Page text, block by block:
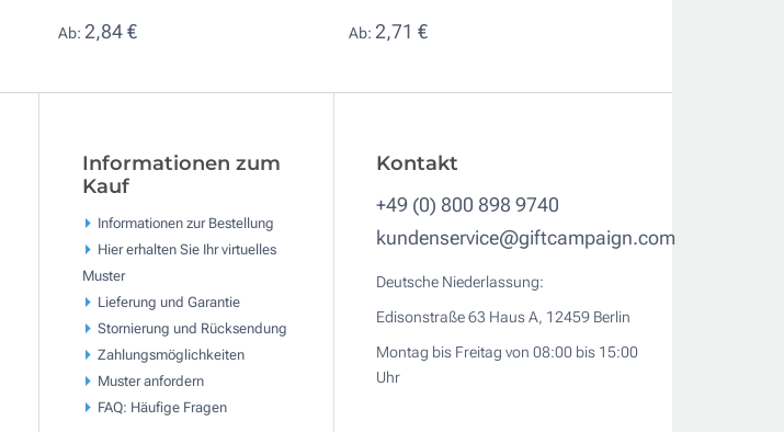
Ab: 2,84 € Ab: 2,71 €
Informationen zum
Kauf
Informationen zur Bestellung
Hier erhalten Sie Ihr virtuelles
Muster
Lieferung und Garantie
Stornierung und Rücksendung
Zahlungsmöglichkeiten
Muster anfordern
FAQ: Häufige Fragen
Kontakt
+49 (0) 800 898 9740
kundenservice@giftcampaign.com
Deutsche Niederlassung:
Edisonstraße 63 Haus A, 12459 Berlin
Montag bis Freitag von 08:00 bis 15:00
Uhr